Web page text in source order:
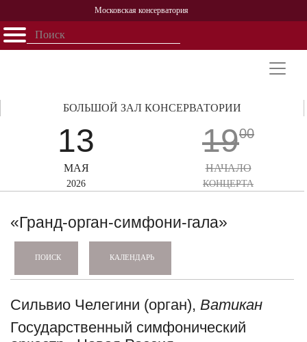
Московская консерватория
Открыть - закрыть
Персоналии
История
13
МАЯ
2026
БОЛЬШОЙ ЗАЛ КОНСЕРВАТОРИИ
1900
НАЧАЛО
КОНЦЕРТА
«Гранд-орган-симфони-гала»
ПОИСК КАЛЕНДАРЬ
Сильвио Челегини (орган), Ватикан
Государственный симфонический